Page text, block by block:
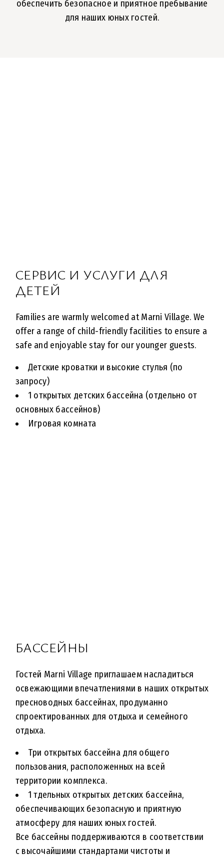
обеспечить безопасное и приятное пребывание
для наших юных гостей.
СЕРВИС И УСЛУГИ ДЛЯ
ДЕТЕЙ
Families are warmly welcomed at Marni Village. We
offer a range of child-friendly facilities to ensure a
safe and enjoyable stay for our younger guests.
Детские кроватки и высокие стулья (по
запросу)
1 открытых детских бассейна (отдельно от
основных бассейнов)
Игровая комната
БАССЕЙНЫ
Гостей Marni Village приглашаем насладиться
освежающими впечатлениями в наших открытых
пресноводных бассейнах, продуманно
спроектированных для отдыха и семейного
отдыха.
Три открытых бассейна для общего
пользования, расположенных на всей
территории комплекса.
1 тдельных открытых детских бассейна,
обеспечивающих безопасную и приятную
атмосферу для наших юных гостей.
Все бассейны поддерживаются в соответствии
с высочайшими стандартами чистоты и